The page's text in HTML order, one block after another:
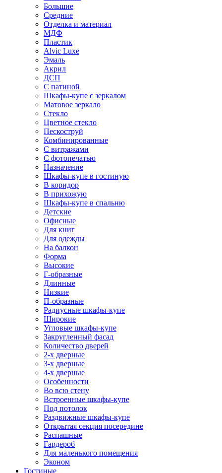
Большие
Средние
Отделка и материал
МДФ
Пластик
Alvic Luxe
Эмаль
Акрил
ДСП
С патиной
Шкафы-купе с зеркалом
Матовое зеркало
Стекло
Цветное стекло
Пескоструй
Комбинированные
С витражами
С фотопечатью
Назначение
Шкафы-купе в гостиную
В коридор
В прихожую
Шкафы-купе в спальню
Детские
Офисные
Для книг
Для одежды
На балкон
Форма
Высокие
Г-образные
Длинные
Низкие
П-образные
Радиусные шкафы-купе
Широкие
Угловые шкафы-купе
Закругленный фасад
Количество дверей
2-х дверные
3-х дверные
4-х дверные
Особенности
Во всю стену
Встроенные шкафы-купе
Под потолок
Раздвижные шкафы-купе
Открытая секция посередине
Распашные
Гардероб
Для маленького помещения
Эконом
Гостиные